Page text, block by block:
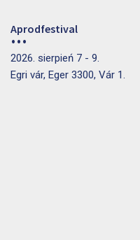
Aprodfestival
2026. sierpień 7 - 9.
Egri vár, Eger 3300, Vár 1.